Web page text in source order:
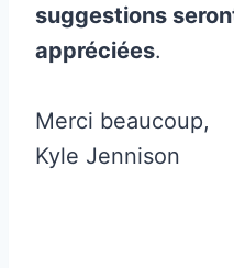
suggestions
appréciées.
Merci beaucoup,
Kyle Jennison